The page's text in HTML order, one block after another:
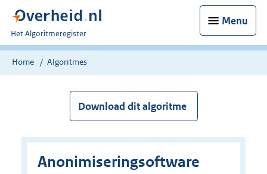
Menu
U
bent
nu
Het Algoritmeregister
Home Algoritmes
Download dit algoritme
Anonimiseringsoftware